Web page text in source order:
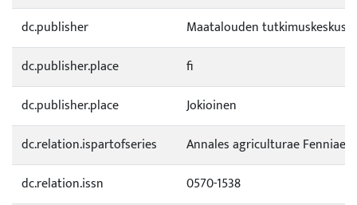
dc.publisher
Maatalouden tutkimuskeskus
dc.publisher.place
fi
dc.publisher.place
Jokioinen
dc.relation.ispartofseries
Annales agriculturae Fenniae
dc.relation.issn
0570-1538